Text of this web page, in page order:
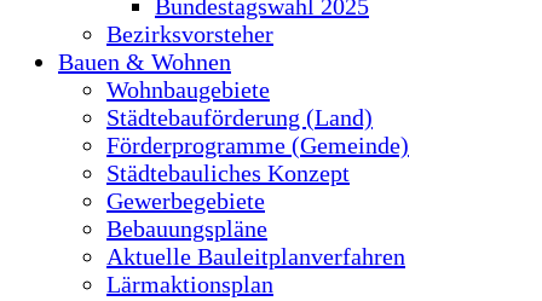
Bundestagswahl 2025
Bezirksvorsteher
Bauen & Wohnen
Wohnbaugebiete
Städtebauförderung (Land)
Förderprogramme (Gemeinde)
Städtebauliches Konzept
Gewerbegebiete
Bebauungspläne
Aktuelle Bauleitplanverfahren
Lärmaktionsplan